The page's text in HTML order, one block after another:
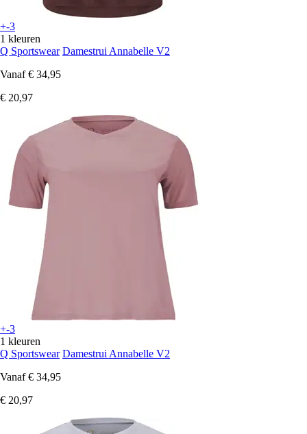
+-3
1 kleuren
Q Sportswear Damestrui Annabelle V2
Vanaf € 34,95
€ 20,97
+-3
1 kleuren
Q Sportswear Damestrui Annabelle V2
Vanaf € 34,95
€ 20,97